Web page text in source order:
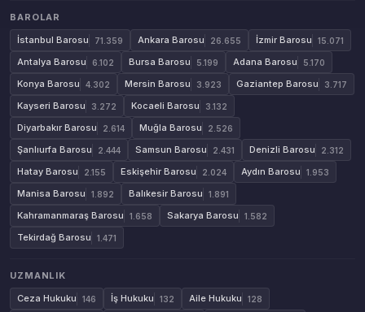
BAROLAR
İstanbul Barosu
71.359 Ankara Barosu 26.655 İzmir Barosu 15.071
Antalya Barosu 6.102 Bursa Barosu 5.199 Adana Barosu 5.170
Konya Barosu 4.302 Mersin Barosu 3.923 Gaziantep Barosu 3.717
Kayseri Barosu 3.272 Kocaeli Barosu 3.132
Diyarbakır Barosu 2.614 Muğla Barosu 2.526
Şanlıurfa Barosu 2.444 Samsun Barosu 2.431 Denizli Barosu 2.312
Hatay Barosu 2.155 Eskişehir Barosu 2.024 Aydın Barosu 1.953
Manisa Barosu 1.892 Balıkesir Barosu 1.891
Kahramanmaraş Barosu 1.658 Sakarya Barosu 1.582
Tekirdağ Barosu 1.471
UZMANLIK
Ceza Hukuku
146 İş Hukuku 132 Aile Hukuku 128